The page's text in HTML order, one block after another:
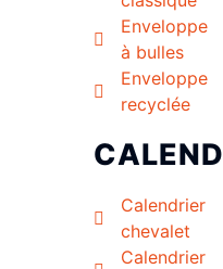
Enveloppe
à bulles
Enveloppe
recyclée
Calendrier
chevalet
Calendrier